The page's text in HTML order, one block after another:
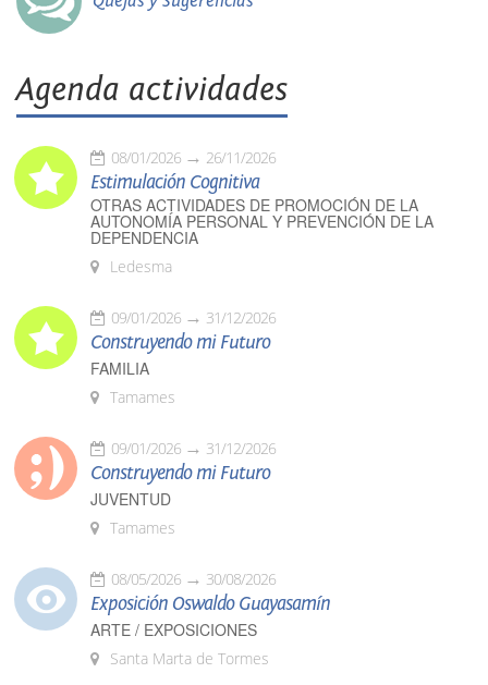
Agenda actividades
08/01/2026 26/11/2026
Estimulación Cognitiva
OTRAS ACTIVIDADES DE PROMOCIÓN DE LA
AUTONOMÍA PERSONAL Y PREVENCIÓN DE LA
DEPENDENCIA
Ledesma
09/01/2026 31/12/2026
Construyendo mi Futuro
FAMILIA
Tamames
09/01/2026 31/12/2026
Construyendo mi Futuro
JUVENTUD
Tamames
08/05/2026 30/08/2026
Exposición Oswaldo Guayasamín
ARTE / EXPOSICIONES
Santa Marta de Tormes